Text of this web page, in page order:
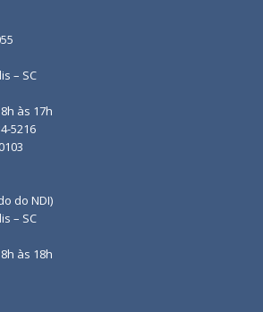
– SC
às 17h
5216
do NDI)
– SC
às 18h